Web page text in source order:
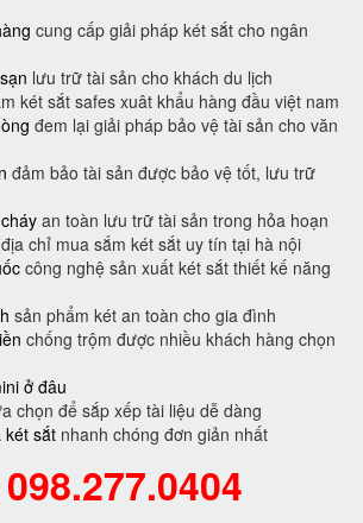
cung cấp giải pháp két sắt cho ngân
lưu trữ tài sản cho khách du lịch
két sắt safes xuât khẩu hàng đầu việt nam
đem lại giải pháp bảo vệ tài sản cho văn
đảm bảo tài sản được bảo vệ tốt, lưu trữ
an toàn lưu trữ tài sản trong hỏa hoạn
địa chỉ mua sắm két sắt uy tín tại hà nội
công nghệ sản xuất két sắt thiết kế năng
sản phẩm két an toàn cho gia đình
chống trộm được nhiều khách hàng chọn
ở đâu
chọn để sắp xếp tài liệu dễ dàng
két sắt nhanh chóng đơn giản nhất